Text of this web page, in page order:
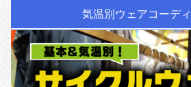
気温別ウェアコーデ